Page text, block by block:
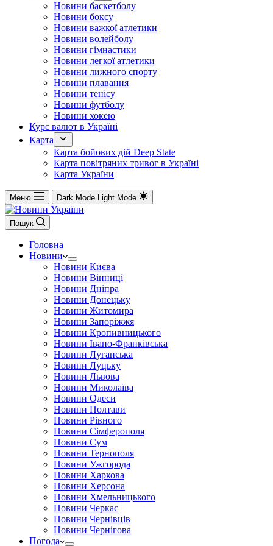
Новини баскетболу
Новини боксу
Новини важкої атлетики
Новини волейболу
Новини гімнастики
Новини легкої атлетики
Новини лижного спорту
Новини плавання
Новини тенісу
Новини футболу
Новини хокею
Курс валют в Україні
Карта
Карта бойових дій Deep State
Карта повітряних тривог в Україні
Карта України
Меню Dark Mode Light Mode
Пошук
Головна
Новини
Новини Києва
Новини Вінниці
Новини Дніпра
Новини Донецьку
Новини Житомира
Новини Запоріжжя
Новини Кропивницького
Новини Івано-Франківська
Новини Луганська
Новини Луцьку
Новини Львова
Новини Миколаїва
Новини Одеси
Новини Полтави
Новини Рівного
Новини Сімферополя
Новини Сум
Новини Тернополя
Новини Ужгорода
Новини Харкова
Новини Херсона
Новини Хмельницького
Новини Черкас
Новини Чернівців
Новини Чернігова
Погода